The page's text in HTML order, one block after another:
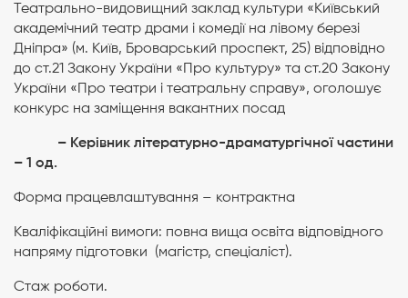
Театрально-видовищний заклад культури «Київський
академічний театр драми і комедії на лівому березі
Дніпра» (м. Київ, Броварський проспект, 25) відповідно
до ст.21 Закону України «Про культуру» та ст.20 Закону
України «Про театри і театральну справу», оголошує
конкурс на заміщення вакантних посад
– Керівник літературно-драматургічної частини
– 1 од.
Форма працевлаштування – контрактна
Кваліфікаційні вимоги: повна вища освіта відповідного
напряму підготовки (магістр, спеціаліст).
Стаж роботи.